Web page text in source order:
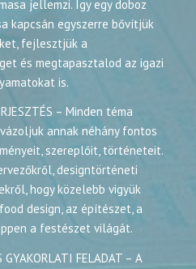
jellemzi. Így egy doboz
kapcsán egyszerre bővítjük
fejlesztjük a
és megtapasztalod az igazi
is.
– Minden téma
annak néhány fontos
szereplőit, történeteit.
designtörténeti
hogy közelebb vigyük
design, az építészet, a
a festészet világát.
GYAKORLATI FELADAT – A